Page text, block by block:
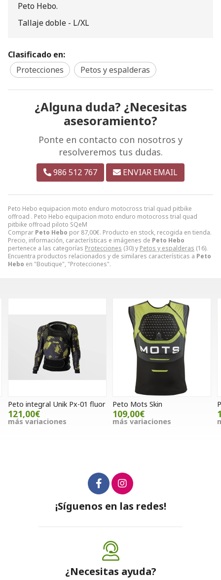
Peto Hebo equipacion moto enduro motocross trial quad pitbike
offroad . Peto Hebo equipacion moto enduro motocross trial quad
pitbike offroad piloto SQeM
Comprar Peto Hebo por 87,00€. Producto en stock, recogida en tienda.
Precio, información, características e imágenes de Peto Hebo
pertenece a las categorías Protecciones (30) y Petos y espalderas (16).
Encuentra productos relacionados y de similares características a Peto
Hebo en "Boutique", "Protecciones".
Peto Hebo.
Tallaje doble - L/XL
Clasificado en:
Protecciones
Petos y espalderas
¿Alguna duda? ¿Necesitas
asesoramiento?
Ponte en contacto con nosotros y
resolveremos tus dudas.
986 512 767 ENVIAR EMAIL
Peto integral Unik Px-01 fluor
121,00€
más variaciones
Peto Mots Skin
109,00€
más variaciones
¡Síguenos en las redes!
¿Necesitas ayuda?